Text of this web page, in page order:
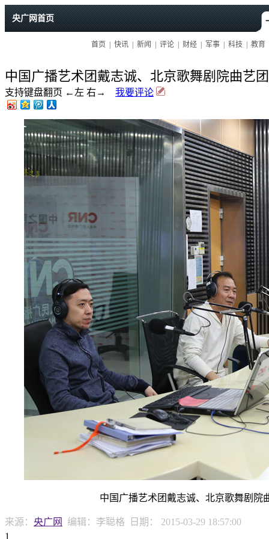
中国广播艺术团戴志诚、北京歌舞剧院曲艺
支持键盘翻页 ←左 右→ 我要评论
中国广播艺术团戴志诚、北京歌舞剧院
来源： 央广网 编辑：李聪格 日期：
2015-03-29 18:57:00
1